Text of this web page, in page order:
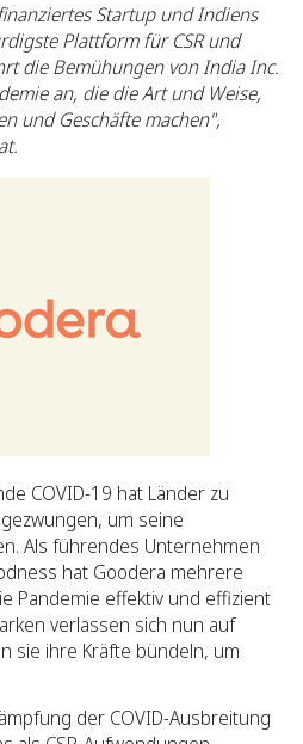
Startup und Indiens
Plattform für CSR und
die Bemühungen von India Inc.
an, die die Art und Weise,
und Geschäfte machen",
COVID-19 hat Länder zu
um seine
Als führendes Unternehmen
hat Goodera mehrere
Pandemie effektiv und effizient
verlassen sich nun auf
sie ihre Kräfte bündeln, um
der COVID-Ausbreitung